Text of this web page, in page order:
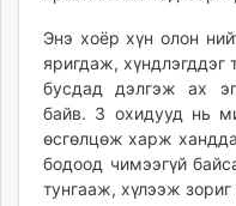
Энэ хоёр хүн олон
яригдаж, хүндлэгддэг
бусдад дэлгэж ах
байв. 3 охидууд нь
өсгөлцөж харж
бодоод чимээгүй
тунгааж, хүлээж зориг